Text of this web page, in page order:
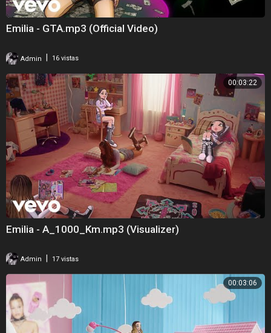
Emilia - GTA.mp3 (Official Video)
Admin 16 vistas
00:03:22
Emilia - A_1000_Km.mp3 (Visualizer)
Admin 17 vistas
00:03:06